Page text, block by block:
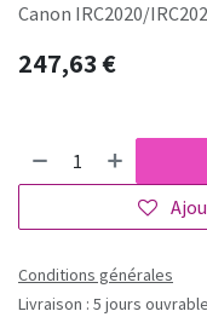
Canon IRC2020/
247,63€
Conditions générales
Livraison : 5 jours